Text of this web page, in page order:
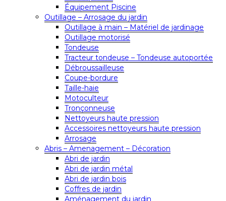
Équipement Piscine
Outillage – Arrosage du jardin
Outillage à main – Matériel de jardinage
Outillage motorisé
Tondeuse
Tracteur tondeuse – Tondeuse autoportée
Débroussailleuse
Coupe-bordure
Taille-haie
Motoculteur
Tronçonneuse
Nettoyeurs haute pression
Accessoires nettoyeurs haute pression
Arrosage
Abris – Amenagement – Décoration
Abri de jardin
Abri de jardin métal
Abri de jardin bois
Coffres de jardin
Aménagement du jardin